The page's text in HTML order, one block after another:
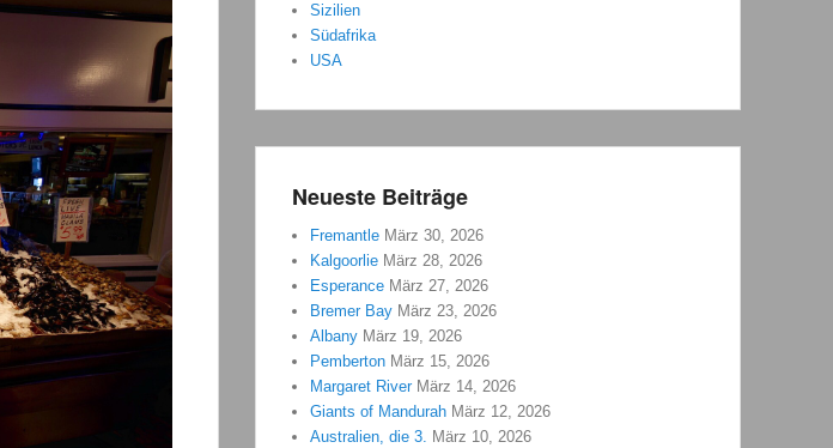
Sizilien
Südafrika
USA
Neueste Beiträge
Fremantle März 30, 2026
Kalgoorlie März 28, 2026
Esperance März 27, 2026
Bremer Bay März 23, 2026
Albany März 19, 2026
Pemberton März 15, 2026
Margaret River März 14, 2026
Giants of Mandurah März 12, 2026
Australien, die 3. März 10, 2026